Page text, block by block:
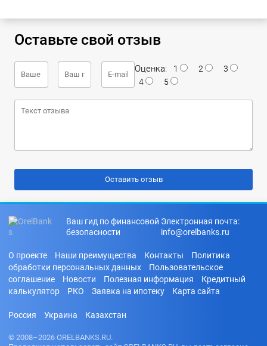
Оставьте свой отзыв
Оценка: 1 2
3
4
5
Ваш гид по финансовой
безопасности
Электронная почта:
info@orelbanks.ru
О проекте Наши преимущества Контакты
Политика
обработки персональных данных
Пользовательское
соглашение
Новости Полезная информация
Кредитный
калькулятор
РКО Заявка на ипотеку Карта сайта
Россия Украина Казахстан
© 2008–2026 ORELBANKS.RU.